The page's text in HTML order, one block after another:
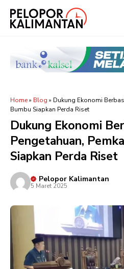
Home» Blog » Dukung Ekonomi
Bumbu Siapkan Perda Riset
Dukung Ekonomi
Pengetahuan,
Siapkan Perda Riset
Pelopor Kalimantan
5 Maret 2025